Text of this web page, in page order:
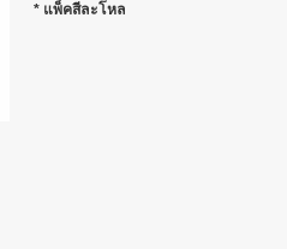
* แพ็คสีละโหล